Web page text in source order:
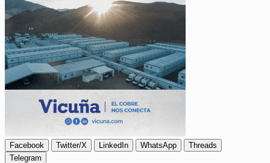
Facebook Twitter/X LinkedIn WhatsApp
Threads
Telegram